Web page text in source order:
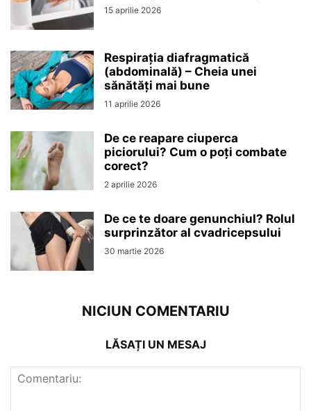
15 aprilie 2026
Respirația diafragmatică
(abdominală) – Cheia unei
sănătăți mai bune
11 aprilie 2026
De ce reapare ciuperca
piciorului? Cum o poți combate
corect?
2 aprilie 2026
De ce te doare genunchiul? Rolul
surprinzător al cvadricepsului
30 martie 2026
NICIUN COMENTARIU
LĂSAȚI UN MESAJ